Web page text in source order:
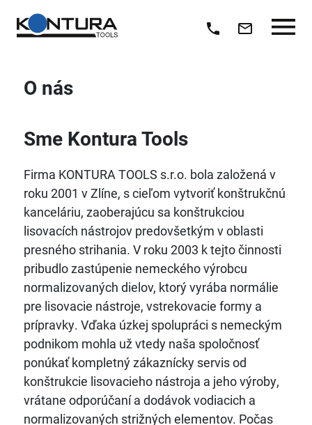
O nás
Sme Kontura Tools
Firma KONTURA TOOLS s.r.o. bola založená v
roku 2001 v Zlíne, s cieľom vytvoriť konštrukčnú
kanceláriu, zaoberajúcu sa konštrukciou
lisovacích nástrojov predovšetkým v oblasti
presného strihania. V roku 2003 k tejto činnosti
pribudlo zastúpenie nemeckého výrobcu
normalizovaných dielov, ktorý vyrába normálie
pre lisovacie nástroje, vstrekovacie formy a
prípravky. Vďaka úzkej spolupráci s nemeckým
podnikom mohla už vtedy naša spoločnosť
ponúkať kompletný zákaznícky servis od
konštrukcie lisovacieho nástroja a jeho výroby,
vrátane odporúčaní a dodávok vodiacich a
normalizovaných strižných elementov. Počas